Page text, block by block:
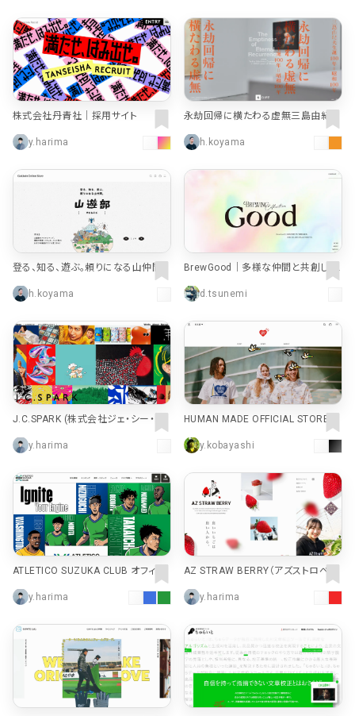
株式会社丹青社｜採用サイト
y.harima
永劫回帰に横たわる虚無三島由紀夫
生誕100年＝昭和100年 | ART & GA
LLERY | GYRE
h.koyama
登る、知る、遊ぶ｡頼りになる山仲間｡
山遊部 - Goldwin Online Store [ゴ
ールドウイン]
h.koyama
BrewGood｜多様な仲間と共創し、
d.tsunemi
J.C.SPARK (株式会社ジェ・シー・ス
y.harima
HUMAN MADE OFFICIAL STORE –
y.kobayashi
ATLETICO SUZUKA CLUB オフィシ
y.harima
AZ STRAW BERRY（アズストロベリ
y.harima